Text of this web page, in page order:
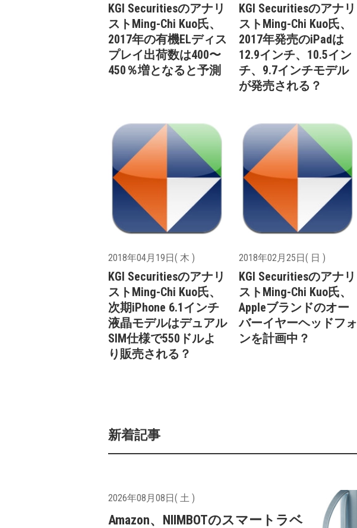
KGI Securitiesのアナリ
ストMing-Chi Kuo氏、
2017年の有機ELディス
プレイ出荷数は400〜
450％増となると予測
KGI Securitiesのアナリ
ストMing-Chi Kuo氏、
2017年発売のiPadは
12.9インチ、10.5イン
チ、9.7インチモデル
が発売される？
2018年04月19日( 木 )
KGI Securitiesのアナリ
ストMing-Chi Kuo氏、
次期iPhone 6.1インチ
液晶モデルはデュアル
SIM仕様で550ドルよ
り販売される？
2018年02月25日( 日 )
KGI Securitiesのアナリ
ストMing-Chi Kuo氏、
Appleブランドのオー
バーイヤーヘッドフォ
ンを計画中？
新着記事
2026年08月08日( 土 )
Amazon、NIIMBOTのスマートラベ